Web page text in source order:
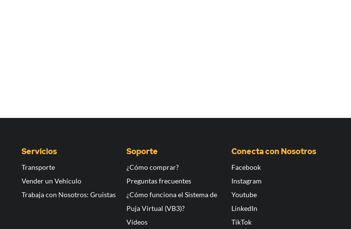
Servicios
Transporte
Vender un Vehículo
Trabaja con Nosotros: Gruistas
Soporte
¿Cómo comprar?
Preguntas frecuentes
¿Cómo funciona el Sistema de
Puja Virtual (VB3)?
Vídeos
Conecta con Nosotros
Facebook
Instagram
Youtube
LinkedIn
TikTok